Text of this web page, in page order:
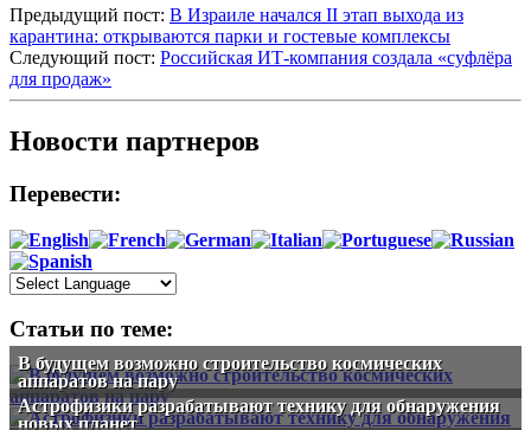
Предыдущий пост: В Израиле начался II этап выхода из
карантина: открываются парки и гостевые комплексы
Следующий пост: Российская ИТ-компания создала «суфлёра
для продаж»
Новости партнеров
Перевести:
Статьи по теме:
В будущем возможно строительство космических
аппаратов на пару
Астрофизики разрабатывают технику для обнаружения
новых планет